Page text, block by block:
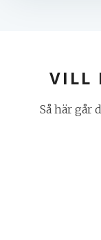
VILL
Så här går